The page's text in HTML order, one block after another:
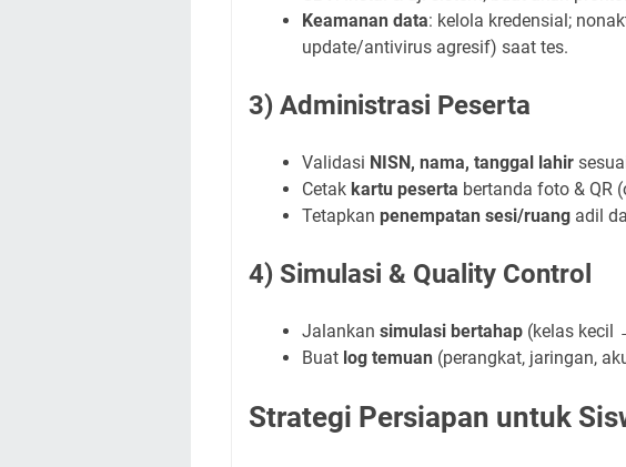
Keamanan data: kelola kredensial;
update/antivirus agresif) saat tes.
3) Administrasi Peserta
Validasi NISN, nama, tanggal lahir
Cetak kartu peserta bertanda foto & QR
Tetapkan penempatan sesi/ruang adil
4) Simulasi & Quality Control
Jalankan simulasi bertahap (kelas kecil
Buat log temuan (perangkat, jaringan,
Strategi Persiapan untuk